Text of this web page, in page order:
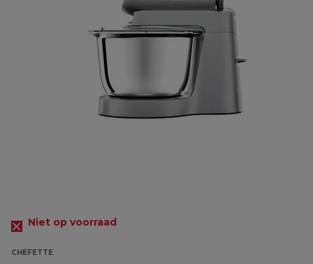
Niet op voorraad
CHEFETTE